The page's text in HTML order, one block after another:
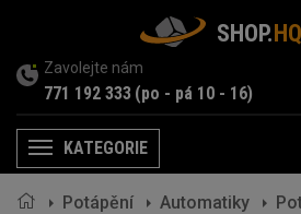
SHOP.
Zavolejte nám
771 192 333 (po - pá 10 - 16)
MenuKATEGORIE
Potápění Automatiky